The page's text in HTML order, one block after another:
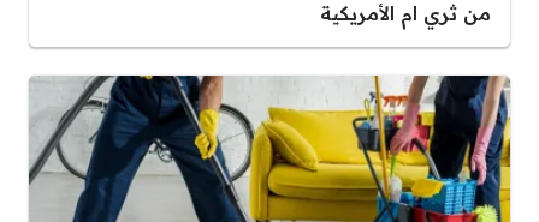
من ثري ام الأمريكية